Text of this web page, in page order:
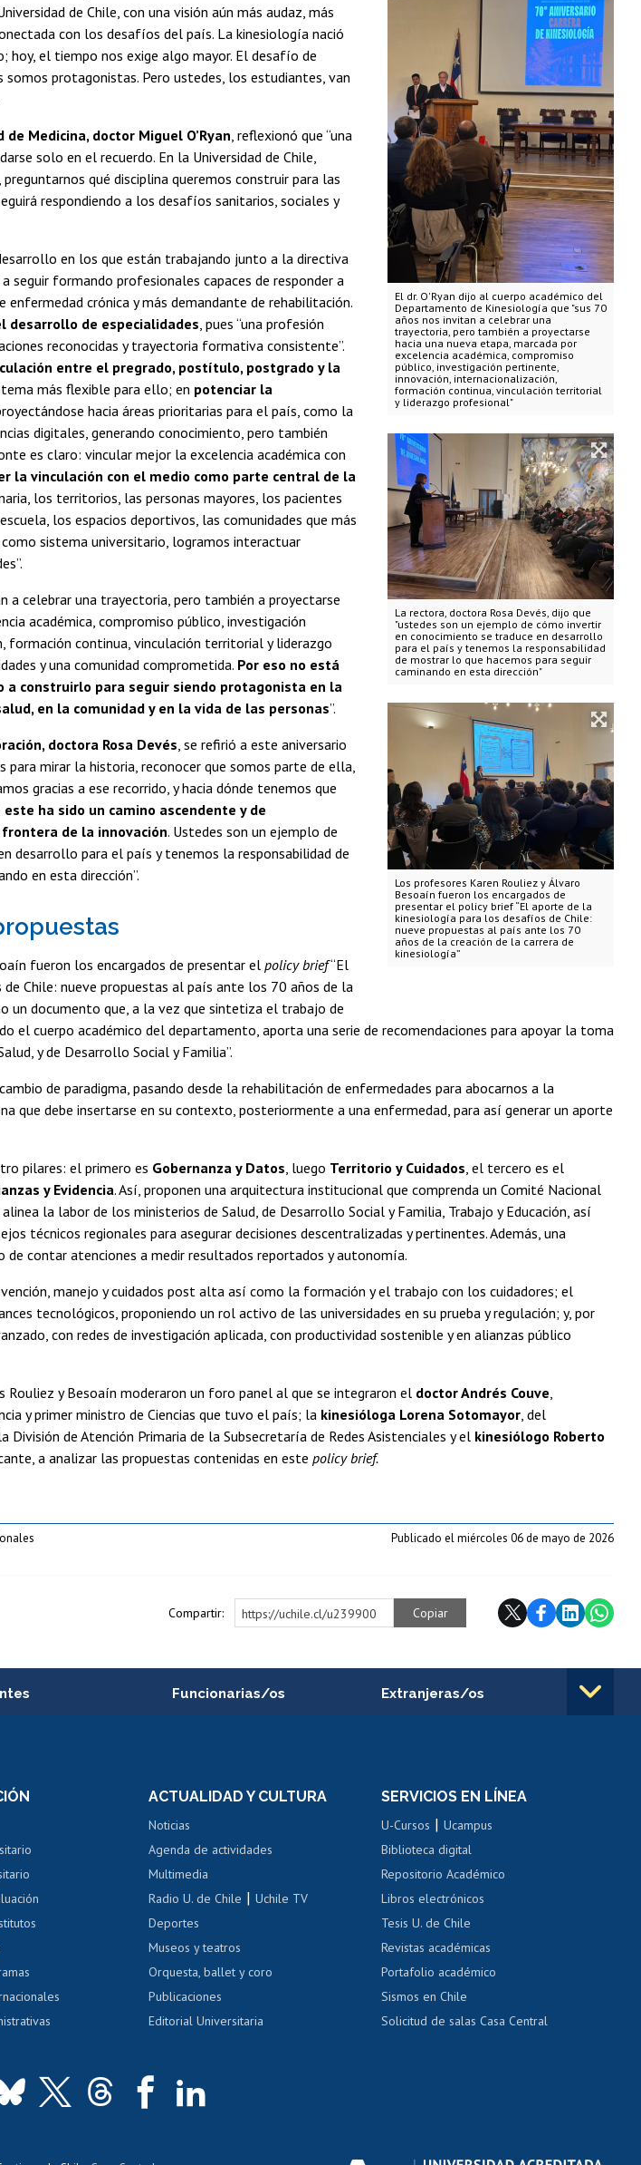
El dr. O'Ryan dijo al cuerpo académico del
Departamento de Kinesiología que "sus 70
años nos invitan a celebrar una
trayectoria, pero también a proyectarse
hacia una nueva etapa, marcada por
excelencia académica, compromiso
público, investigación pertinente,
innovación, internacionalización,
formación continua, vinculación territorial
y liderazgo profesional"
La rectora, doctora Rosa Devés, dijo que
"ustedes son un ejemplo de cómo invertir
en conocimiento se traduce en desarrollo
para el país y tenemos la responsabilidad
de mostrar lo que hacemos para seguir
caminando en esta dirección"
Los profesores Karen Rouliez y Álvaro
Besoaín fueron los encargados de
presentar el policy brief “El aporte de la
kinesiología para los desafíos de Chile:
nueve propuestas al país ante los 70
años de la creación de la carrera de
kinesiología”
de Chile, con una visión aún más audaz, más
con los desafíos del país. La kinesiología nació
hoy, el tiempo nos exige algo mayor. El desafío de
protagonistas. Pero ustedes, los estudiantes, van
Medicina, doctor Miguel O’Ryan , reflexionó que “una
solo en el recuerdo. En la Universidad de Chile,
qué disciplina queremos construir para las
respondiendo a los desafíos sanitarios, sociales y
en los que están trabajando junto a la directiva
seguir formando profesionales capaces de responder a
enfermedad crónica y más demandante de rehabilitación.
desarrollo de especialidades , pues “una profesión
reconocidas y trayectoria formativa consistente”.
entre el pregrado, postítulo, postgrado y la
más flexible para ello; en potenciar la
hacia áreas prioritarias para el país, como la
digitales, generando conocimiento, pero también
es claro: vincular mejor la excelencia académica con
la vinculación con el medio como parte central de la
los territorios, las personas mayores, los pacientes
los espacios deportivos, las comunidades que más
sistema universitario, logramos interactuar
a celebrar una trayectoria, pero también a proyectarse
académica, compromiso público, investigación
formación continua, vinculación territorial y liderazgo
y una comunidad comprometida. Por eso no está
construirlo para seguir siendo protagonista en la
en la comunidad y en la vida de las personas”.
doctora Rosa Devés , se refirió a este aniversario
mirar la historia, reconocer que somos parte de ella,
gracias a ese recorrido, y hacia dónde tenemos que
ha sido un camino ascendente y de
de la innovación. Ustedes son un ejemplo de
desarrollo para el país y tenemos la responsabilidad de
en esta dirección”.
fueron los encargados de presentar el policy brief“El
Chile: nueve propuestas al país ante los 70 años de la
un documento que, a la vez que sintetiza el trabajo de
el cuerpo académico del departamento, aporta una serie de recomendaciones para apoyar la toma
y de Desarrollo Social y Familia”.
de paradigma, pasando desde la rehabilitación de enfermedades para abocarnos a la
que debe insertarse en su contexto, posteriormente a una enfermedad, para así generar un aporte
pilares: el primero es Gobernanza y Datos , luego Territorio y Cuidados , el tercero es el
y Evidencia. Así, proponen una arquitectura institucional que comprenda un Comité Nacional
la labor de los ministerios de Salud, de Desarrollo Social y Familia, Trabajo y Educación, así
técnicos regionales para asegurar decisiones descentralizadas y pertinentes. Además, una
de contar atenciones a medir resultados reportados y autonomía.
manejo y cuidados post alta así como la formación y el trabajo con los cuidadores; el
tecnológicos, proponiendo un rol activo de las universidades en su prueba y regulación; y, por
con redes de investigación aplicada, con productividad sostenible y en alianzas público
y Besoaín moderaron un foro panel al que se integraron el doctor Andrés Couve
y primer ministro de Ciencias que tuvo el país; la kinesióloga Lorena Sotomayor , del
de Atención Primaria de la Subsecretaría de Redes Asistenciales y el kinesiólogo Roberto
a analizar las propuestas contenidas en este policy brief.
Publicado el miércoles 06 de mayo de 2026
Compartir: https://uchile.cl/u239900 Copiar
docente
académica
al AUCAI
Funcionarias/os
Portal de movilidad interna
Certificado de renta
Certificado de renta
Gestión de correo uchile
Extranjeras/os
Movilidad Estudiantil
Cursos de español
Acoso laboral, sexual y violencia
ACTUALIDAD Y CULTURA
Noticias
Agenda de actividades
Multimedia
Radio U. de Chile |Uchile TV
Deportes
Museos y teatros
Orquesta, ballet y coro
Publicaciones
Editorial Universitaria
SERVICIOS EN LÍNEA
U-Cursos |Ucampus
Biblioteca digital
Repositorio Académico
Libros electrónicos
Tesis U. de Chile
Revistas académicas
Portafolio académico
Sismos en Chile
Solicitud de salas Casa Central